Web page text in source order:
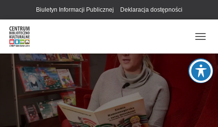
Biuletyn Informacji Publicznej Deklaracja dostępności
R
Z
E
Ł